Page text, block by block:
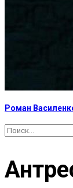
Роман
Найти: